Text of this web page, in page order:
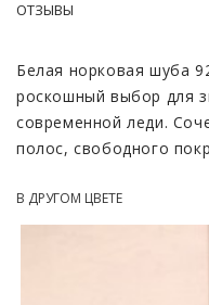
ОТЗЫВЫ
Белая норковая шуба
роскошный выбор для
современной леди.
полос, свободного
внесения
на талии. Ниже
кармана. В
В ДРУГОМ ЦВЕТЕ